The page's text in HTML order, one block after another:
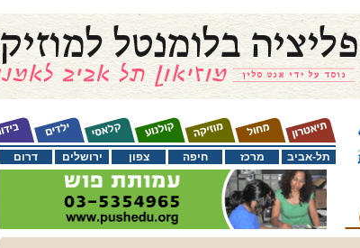
דרום ירושלים צפון חיפה מרכז תל-אביב